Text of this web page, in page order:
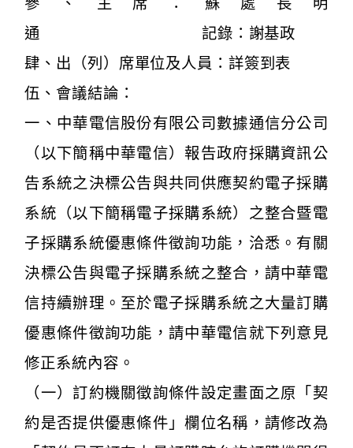
通 記錄：謝基政
肆、出（列）席單位及人員：詳簽到表
伍、會議結論：
一、中華電信股份有限公司數據通信分公司
（以下簡稱中華電信）報告政府採購資訊公
告系統之決標公告與共同供應契約電子採購
系統（以下簡稱電子採購系統）之整合暨電
子採購系統優惠條件徵詢功能，洽悉。有關
決標公告與電子採購系統之整合，請中華電
信持續辦理。至於電子採購系統之大量訂購
優惠條件徵詢功能，請中華電信就下列意見
修正系統內容。
（一）訂約機關徵詢條件設定畫面之原「契
約是否提供優惠條件」欄位名稱，請修改為